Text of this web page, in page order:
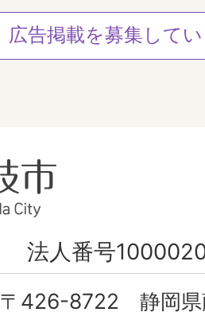
広告掲載を募集して
法人番号
〒426-8722 静岡県